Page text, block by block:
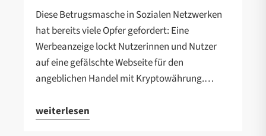
Diese Betrugsmasche in Sozialen Netzwerken
hat bereits viele Opfer gefordert: Eine
Werbeanzeige lockt Nutzerinnen und Nutzer
auf eine gefälschte Webseite für den
angeblichen Handel mit Kryptowährung.…
weiterlesen